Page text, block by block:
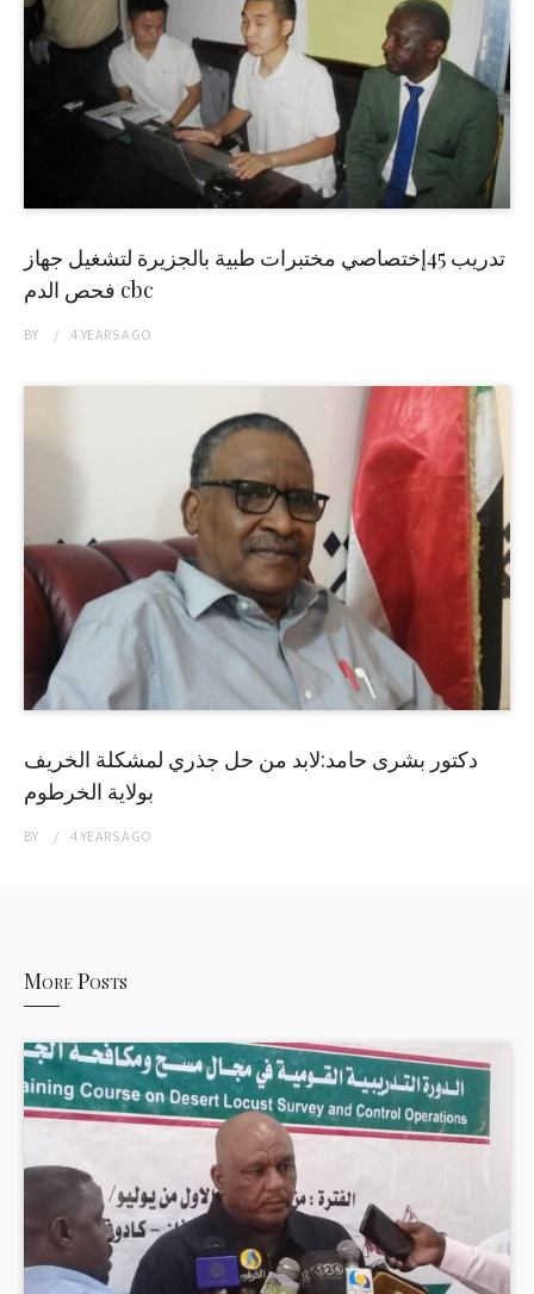
تدريب 45إختصاصي مختبرات طبية بالجزيرة لتشغيل جهاز
فحص الدم cbc
BY 4 YEARSAGO
دكتور بشرى حامد:لابد من حل جذري لمشكلة الخريف
بولاية الخرطوم
BY 4 YEARSAGO
More Posts